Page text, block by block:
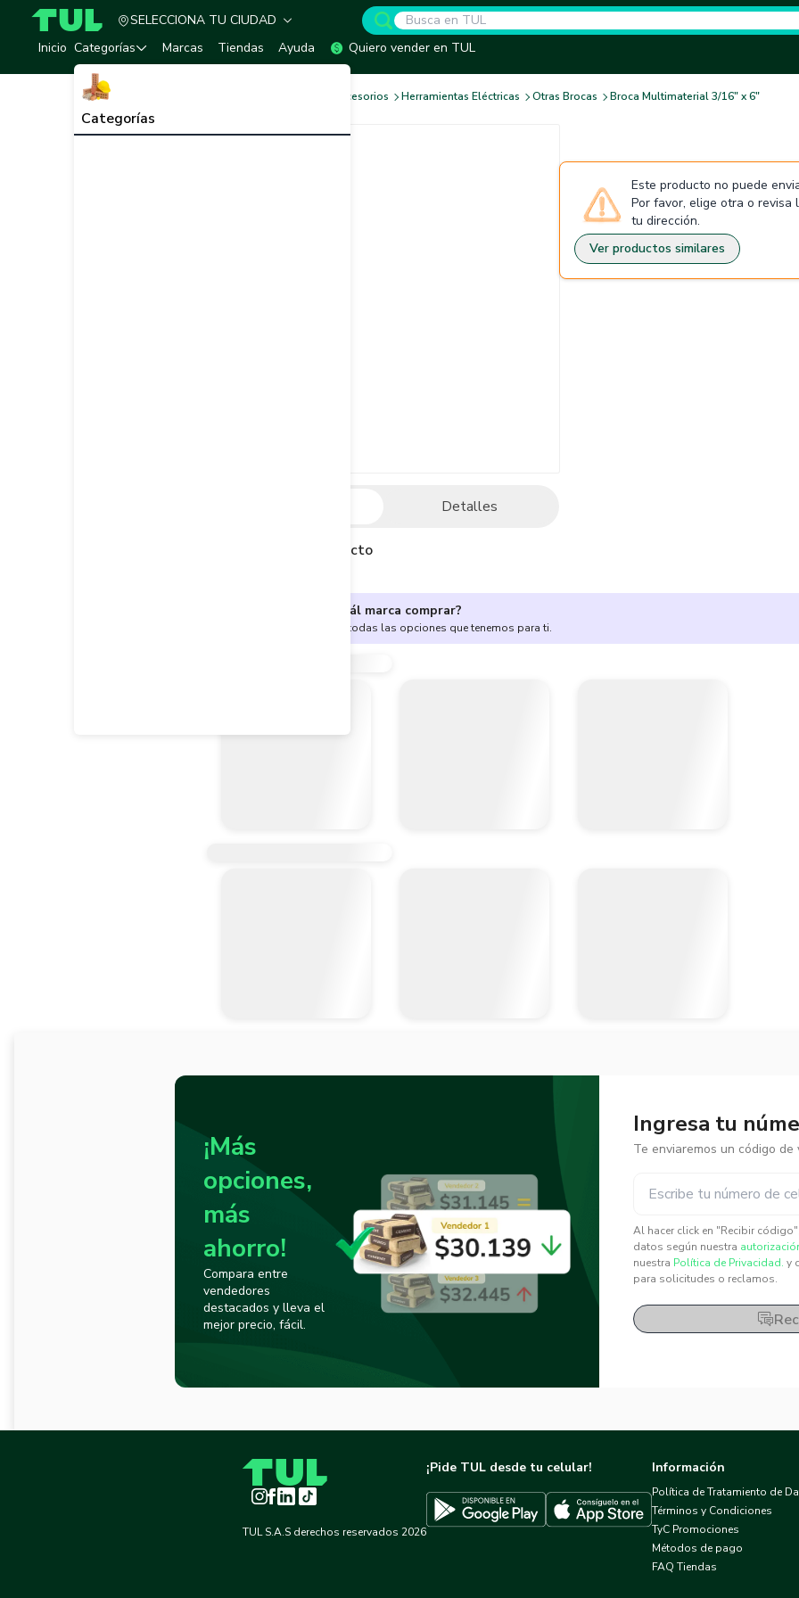
TUL - Tu Marketplace de Construcción
SELECCIONA TU CIUDAD
Inicio Categorías
Categorías
Marcas Tiendas Ayuda Quiero vender en TUL
Herramientas, Equipos y Accesorios Herramientas Eléctricas Otras Brocas Broca Multimaterial 3/16" x 6"
Detalles
Descripción del producto
Este producto no puede
Por favor, elige otra o revisa
tu dirección.
Ver productos similares
¿No sabes cuál marca comprar?
Encuentra aquí todas las opciones que tenemos para ti.
¡Más
opciones,
más
ahorro!
Compara entre
vendedores
destacados y lleva el
mejor precio, fácil.
Ingresa tu
Te enviaremos un código de
Al hacer click en "Recibir
datos según nuestra
nuestra Política de Privacidad. y
para solicitudes o reclamos.
Instagram
Facebook
LinkedInTikTok
TUL S.A.S derechos reservados 2026
¡Pide TUL desde tu celular!
Descargar TUL en Google PlayDescargar TUL en App Store
Información
Política de Tratamiento de
Términos y Condiciones
TyC Promociones
Métodos de pago
FAQ Tiendas